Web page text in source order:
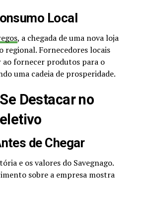
Local
, a chegada de uma nova loja
regional. Fornecedores locais
ao fornecer produtos para o
uma cadeia de prosperidade.
Destacar no
de Chegar
e os valores do Savegnago.
sobre a empresa mostra